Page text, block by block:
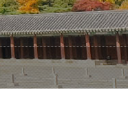
학과 동영상
학회 및 동아리
파견학생(7+1)